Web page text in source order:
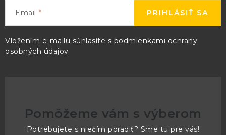
Email
Vložením e-mailu súhlasíte s podmienkami ochrany
osobných údajov
PRIHLÁSIŤ SA
Pomôžeme vám s výberom
Potrebujete s niečím poradiť? Sme tu pre vás!